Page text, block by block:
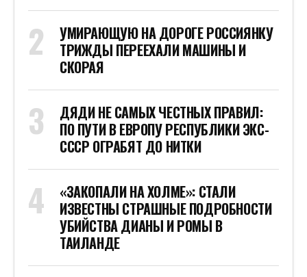
УМИРАЮЩУЮ НА ДОРОГЕ РОССИЯНКУ
ТРИЖДЫ ПЕРЕЕХАЛИ МАШИНЫ И
СКОРАЯ
ДЯДИ НЕ САМЫХ ЧЕСТНЫХ ПРАВИЛ:
ПО ПУТИ В ЕВРОПУ РЕСПУБЛИКИ ЭКС-
СССР ОГРАБЯТ ДО НИТКИ
«ЗАКОПАЛИ НА ХОЛМЕ»: СТАЛИ
ИЗВЕСТНЫ СТРАШНЫЕ ПОДРОБНОСТИ
УБИЙСТВА ДИАНЫ И РОМЫ В
ТАИЛАНДЕ